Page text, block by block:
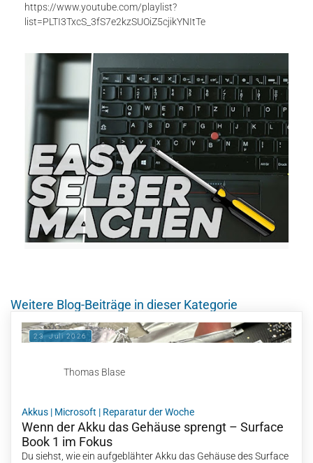
https://www.youtube.com/playlist?
list=PLTI3TxcS_3fS7e2kzSUOiZ5cjikYNItTe
Weitere Blog-Beiträge in dieser Kategorie
23. Juli 2026
Thomas Blase
Akkus | Microsoft | Reparatur der Woche
Wenn der Akku das Gehäuse sprengt – Surface
Book 1 im Fokus
Du siehst, wie ein aufgeblähter Akku das Gehäuse des Surface